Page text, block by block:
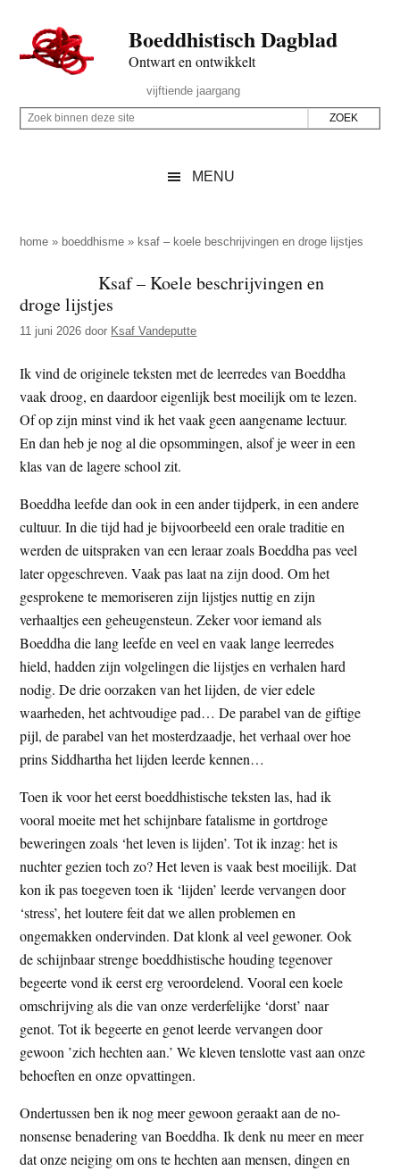
naar
de
inhoud
secondary
naar
de
sidebar
naar
de
Boeddhistisch Dagblad
Ontwart en ontwikkelt
Rechts
vijftiende jaargang
Z
p
e
z
e
s
i
t
e
Z
i
e
n
e
z
e
s
i
e
MENU
home » boeddhisme » ksaf – koele beschrijvingen en droge lijstjes
Ksaf – Koele beschrijvingen en
droge lijstjes
11 juni 2026 door Ksaf Vandeputte
Ik vind de originele teksten met de leerredes van Boeddha
vaak droog, en daardoor eigenlijk best moeilijk om te lezen.
Of op zijn minst vind ik het vaak geen aangename lectuur.
En dan heb je nog al die opsommingen, alsof je weer in een
klas van de lagere school zit.
Boeddha leefde dan ook in een ander tijdperk, in een andere
cultuur. In die tijd had je bijvoorbeeld een orale traditie en
werden de uitspraken van een leraar zoals Boeddha pas veel
later opgeschreven. Vaak pas laat na zijn dood. Om het
gesprokene te memoriseren zijn lijstjes nuttig en zijn
verhaaltjes een geheugensteun. Zeker voor iemand als
Boeddha die lang leefde en veel en vaak lange leerredes
hield, hadden zijn volgelingen die lijstjes en verhalen hard
nodig. De drie oorzaken van het lijden, de vier edele
waarheden, het achtvoudige pad… De parabel van de giftige
pijl, de parabel van het mosterdzaadje, het verhaal over hoe
prins Siddhartha het lijden leerde kennen…
Toen ik voor het eerst boeddhistische teksten las, had ik
vooral moeite met het schijnbare fatalisme in gortdroge
beweringen zoals ‘het leven is lijden’. Tot ik inzag: het is
nuchter gezien toch zo? Het leven is vaak best moeilijk. Dat
kon ik pas toegeven toen ik ‘lijden’ leerde vervangen door
‘stress’, het loutere feit dat we allen problemen en
ongemakken ondervinden. Dat klonk al veel gewoner. Ook
de schijnbaar strenge boeddhistische houding tegenover
begeerte vond ik eerst erg veroordelend. Vooral een koele
omschrijving als die van onze verderfelijke ‘dorst’ naar
genot. Tot ik begeerte en genot leerde vervangen door
gewoon ’zich hechten aan.’ We kleven tenslotte vast aan onze
behoeften en onze opvattingen.
Ondertussen ben ik nog meer gewoon geraakt aan de no-
nonsense benadering van Boeddha. Ik denk nu meer en meer
dat onze neiging om ons te hechten aan mensen, dingen en